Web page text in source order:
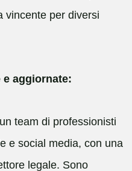
vincente per diversi
e aggiornate:
team di professionisti
e social media, con una
legale. Sono